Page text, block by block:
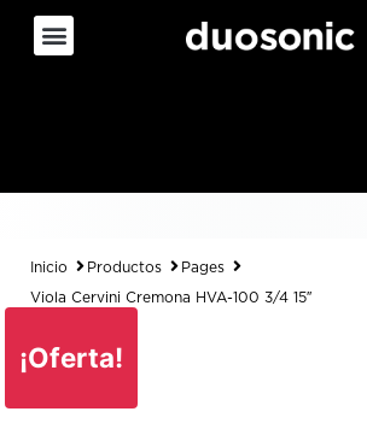
Inicio Productos Pages
Viola Cervini Cremona HVA-100 3/4 15″
¡Oferta!